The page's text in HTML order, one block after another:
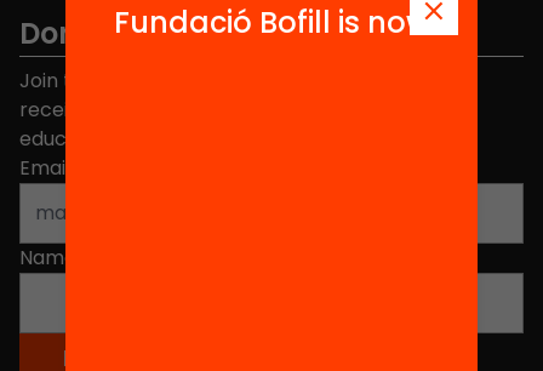
Don't miss anything.
Join the more than 40,000 people who already
receive news about initiatives and projects for
educational change in Catalonia.
Email address
Name
Fundació Bofill is now